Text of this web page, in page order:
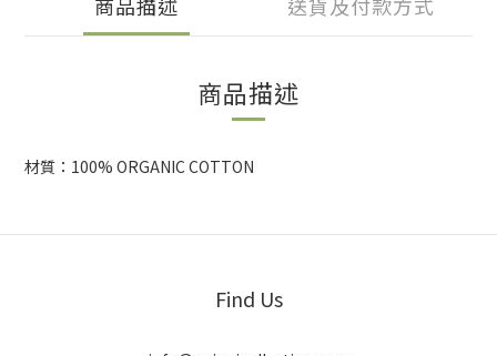
商品描述
材質：100% ORGANIC COTTON
Find Us